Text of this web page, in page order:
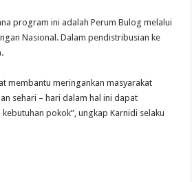
program ini adalah Perum Bulog melalui
Nasional. Dalam pendistribusian ke
membantu meringankan masyarakat
sehari – hari dalam hal ini dapat
pokok”, ungkap Karnidi selaku